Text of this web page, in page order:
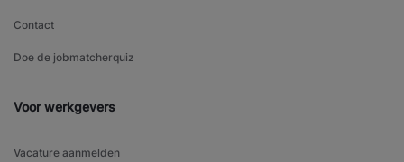
Contact
Doe de jobmatcherquiz
Voor werkgevers
Vacature aanmelden